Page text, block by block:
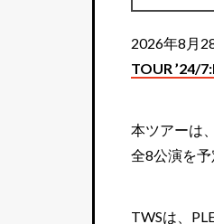
2026年8月
TOUR ’24/
本ツアーは
全8公演を予
TWSは、